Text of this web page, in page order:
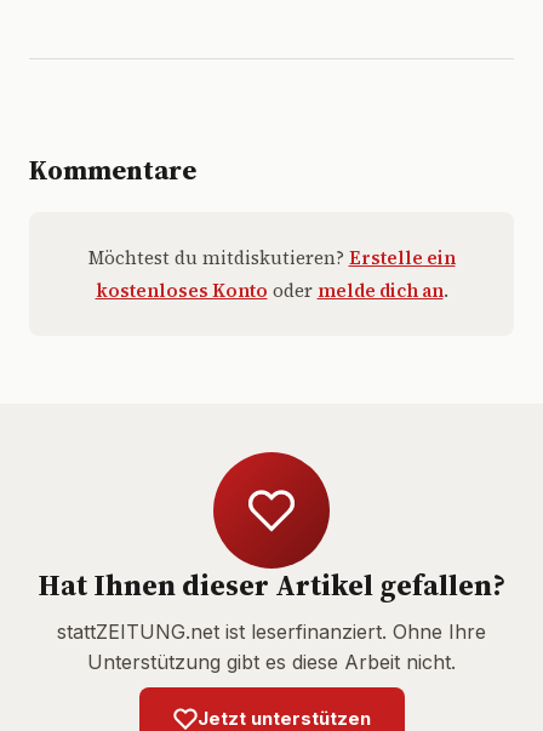
Kommentare
Möchtest du mitdiskutieren? Erstelle ein
kostenloses Konto oder melde dich an.
Hat Ihnen dieser Artikel gefallen?
stattZEITUNG.net ist leserfinanziert. Ohne Ihre
Unterstützung gibt es diese Arbeit nicht.
Jetzt unterstützen